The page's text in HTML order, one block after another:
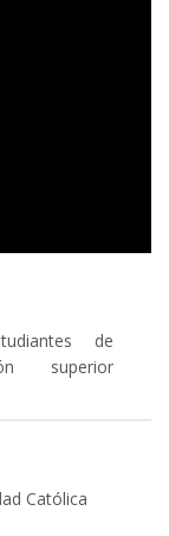
de
superior
Católica